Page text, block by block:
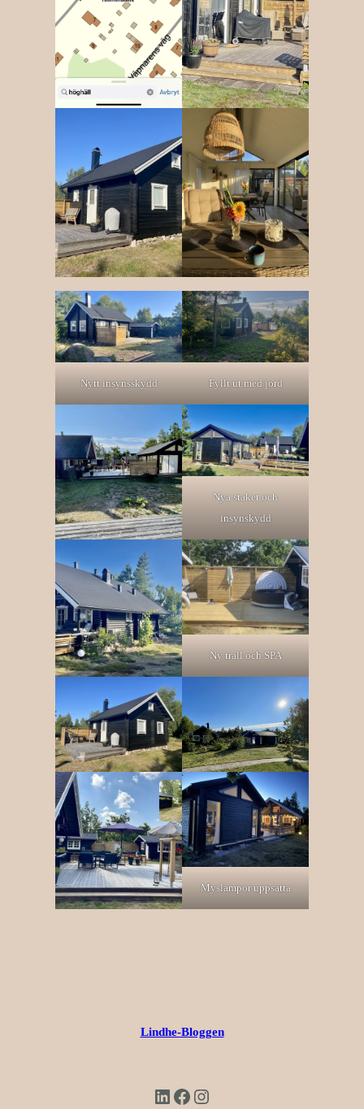
Nytt insynsskydd Fyllt ut med jord
Nya staket och
insynskydd
Ny trall och SPA
Myslampor uppsatta
Lindhe-Bloggen
LinkedIn Facebook Instagram